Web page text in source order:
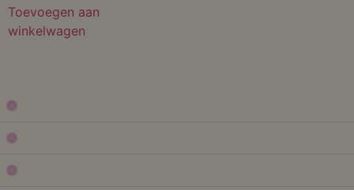
Toevoegen aan
winkelwagen